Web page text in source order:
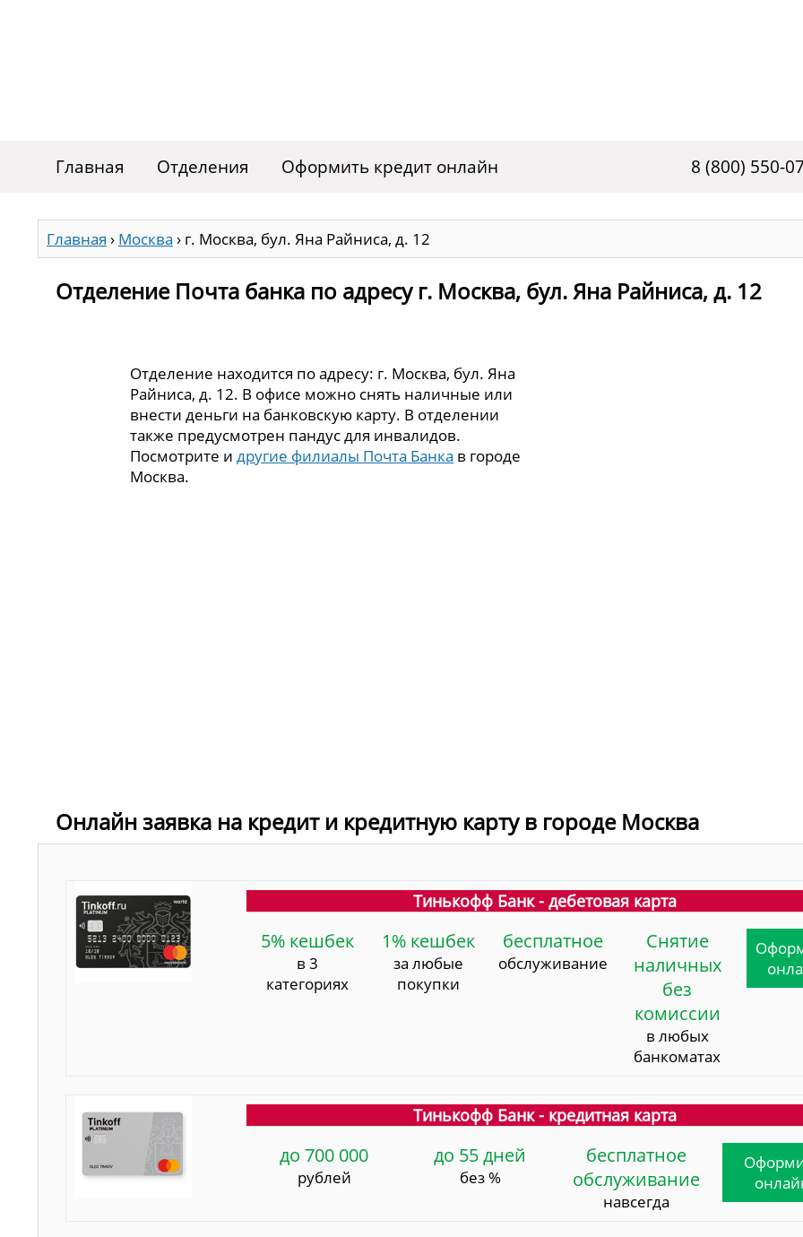
Главная Отделения Оформить кредит онлайн 8 (800) 550-
Главная › Москва › г. Москва, бул. Яна Райниса, д. 12
Отделение Почта банка по адресу г. Москва, бул. Яна Райниса, д. 12
Отделение находится по адресу: г. Москва, бул. Яна
Райниса, д. 12. В офисе можно снять наличные или
внести деньги на банковскую карту. В отделении
также предусмотрен пандус для инвалидов.
Посмотрите идругие филиалы Почта Банка в городе
Москва.
Онлайн заявка на кредит и кредитную карту в городе Москва
Тинькофф Банк - дебетовая карта
5% кешбек
в 3
категориях
1% кешбек
за любые
покупки
бесплатное
обслуживание
Снятие
наличных
без
комиссии
в любых
банкоматах
Тинькофф Банк - кредитная карта
до 700 000
рублей
до 55 дней
без %
бесплатное
обслуживание
навсегда